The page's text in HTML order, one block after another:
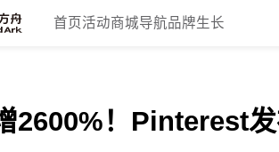
首页 活动商城导航品牌生长
2600%！Pinterest